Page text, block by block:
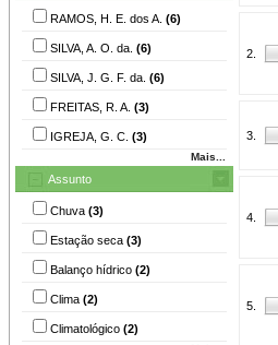
RAMOS, H. E. dos A. (6)
SILVA, A. O. da. (6)
SILVA, J. G. F. da. (6)
FREITAS, R. A. (3)
IGREJA, G. C. (3)
Mais...
Assunto
Chuva (3)
Estação seca (3)
Balanço hídrico (2)
Clima (2)
Climatológico (2)
2.
3.
4.
5.